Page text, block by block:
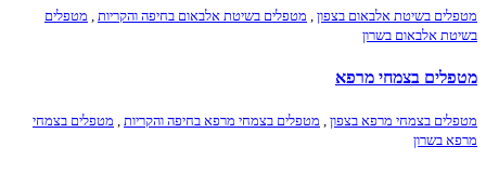
מטפלים בשיטת אלבאום בצפון , מטפלים בשיטת אלבאום בחיפה והקריות , מטפלים
בשיטת אלבאום בשרון
מטפלים בצמחי מרפא
מטפלים בצמחי מרפא בצפון מטפלים בצמחי מרפא בחיפה והקריות
מטפלים בצמחי
מרפא בשרון